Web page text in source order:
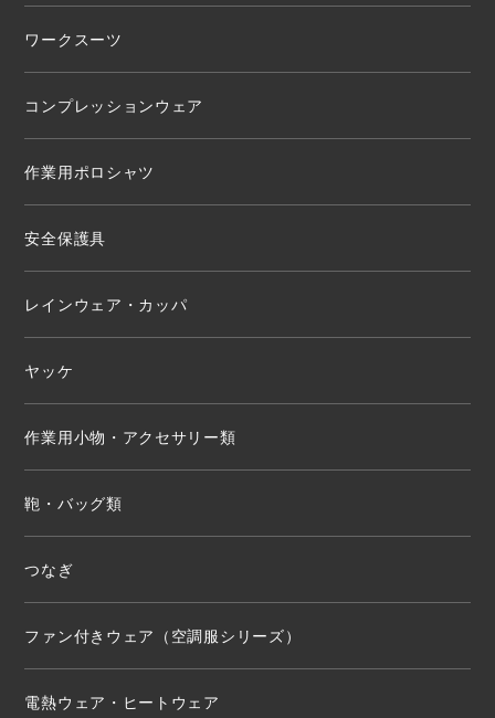
ワークスーツ
コンプレッションウェア
作業用ポロシャツ
安全保護具
レインウェア・カッパ
ヤッケ
作業用小物・アクセサリー類
鞄・バッグ類
つなぎ
ファン付きウェア（空調服シリーズ）
電熱ウェア・ヒートウェア